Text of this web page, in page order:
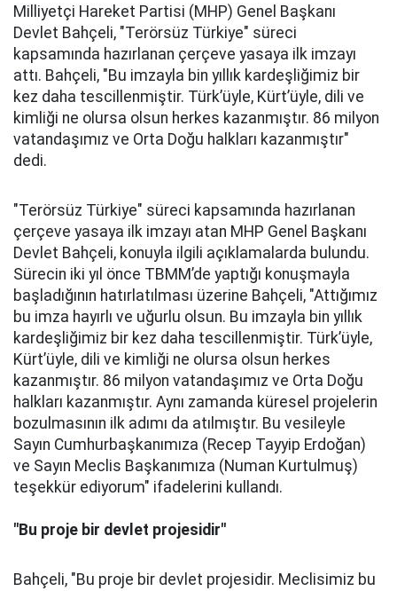
Milliyetçi Hareket Partisi (MHP) Genel Başkanı
Devlet Bahçeli, "Terörsüz Türkiye" süreci
kapsamında hazırlanan çerçeve yasaya ilk imzayı
attı. Bahçeli, "Bu imzayla bin yıllık kardeşliğimiz bir
kez daha tescillenmiştir. Türk’üyle, Kürt’üyle, dili ve
kimliği ne olursa olsun herkes kazanmıştır. 86 milyon
vatandaşımız ve Orta Doğu halkları kazanmıştır"
dedi.
"Terörsüz Türkiye" süreci kapsamında hazırlanan
çerçeve yasaya ilk imzayı atan MHP Genel Başkanı
Devlet Bahçeli, konuyla ilgili açıklamalarda bulundu.
Sürecin iki yıl önce TBMM’de yaptığı konuşmayla
başladığının hatırlatılması üzerine Bahçeli, "Attığımız
bu imza hayırlı ve uğurlu olsun. Bu imzayla bin yıllık
kardeşliğimiz bir kez daha tescillenmiştir. Türk’üyle,
Kürt’üyle, dili ve kimliği ne olursa olsun herkes
kazanmıştır. 86 milyon vatandaşımız ve Orta Doğu
halkları kazanmıştır. Aynı zamanda küresel projelerin
bozulmasının ilk adımı da atılmıştır. Bu vesileyle
Sayın Cumhurbaşkanımıza (Recep Tayyip Erdoğan)
ve Sayın Meclis Başkanımıza (Numan Kurtulmuş)
teşekkür ediyorum" ifadelerini kullandı.
"Bu proje bir devlet projesidir"
Bahçeli, "Bu proje bir devlet projesidir. Meclisimiz bu